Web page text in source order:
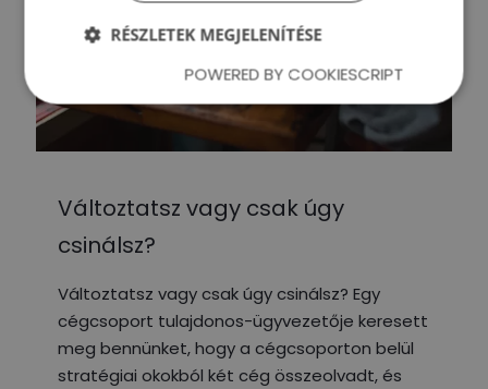
Változtatsz vagy csak úgy
csinálsz?
Változtatsz vagy csak úgy csinálsz? Egy
cégcsoport tulajdonos-ügyvezetője keresett
meg bennünket, hogy a cégcsoporton belül
stratégiai okokból két cég összeolvadt, és
RÉSZLETEK MEGJELENÍTÉSE
POWERED BY COOKIESCRIPT